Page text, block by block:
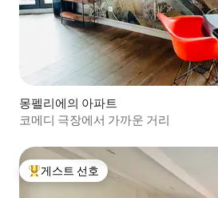
몽펠리에의 아파트
코메디 극장에서 가까운 거리
상위 게스트 선호
게스트 선호